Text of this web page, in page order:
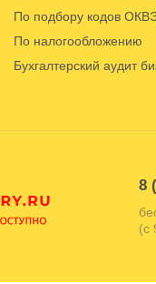
По подбору кодов
По налогообложению
Бухгалтерский аудит
8
(с